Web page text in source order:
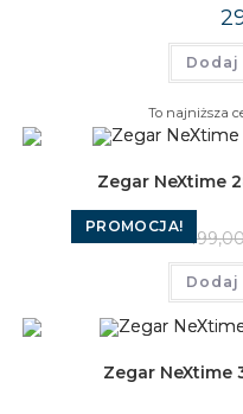
Dodaj
To najniższa
PROMOCJA!
Zegar NeXtime
Dodaj
Zegar NeXtime